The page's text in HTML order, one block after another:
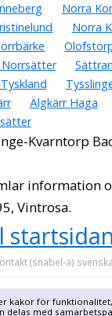
kakor för
delas med
Norra
Norra
Älgkärr Haga
Kvarntorp
information
Vintrosa.
startsidan
(snabel-a)